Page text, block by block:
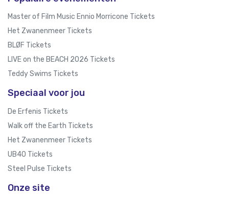
Master of Film Music Ennio Morricone Tickets
Het Zwanenmeer Tickets
BLØF Tickets
LIVE on the BEACH 2026 Tickets
Teddy Swims Tickets
Speciaal voor jou
De Erfenis Tickets
Walk off the Earth Tickets
Het Zwanenmeer Tickets
UB40 Tickets
Steel Pulse Tickets
Onze site